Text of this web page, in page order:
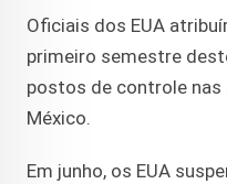
Oficiais dos EUA
primeiro semestre
postos de controle nas
México.
Em junho, os EUA